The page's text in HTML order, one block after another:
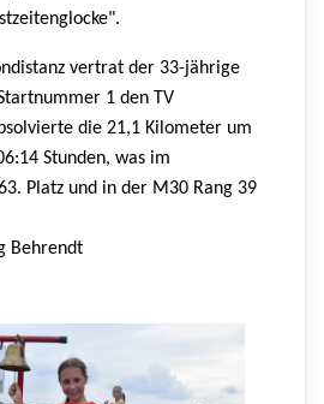
vertrat der 33-jährige
1 den TV
die 21,1 Kilometer um
Stunden, was im
Platz und in der M30 Rang 39
Behrendt